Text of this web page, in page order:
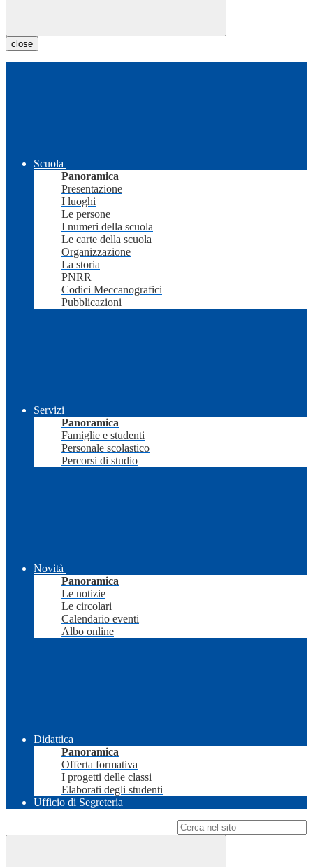
close
Scuola
Panoramica
Presentazione
I luoghi
Le persone
I numeri della scuola
Le carte della scuola
Organizzazione
La storia
PNRR
Codici Meccanografici
Pubblicazioni
Servizi
Panoramica
Famiglie e studenti
Personale scolastico
Percorsi di studio
Novità
Panoramica
Le notizie
Le circolari
Calendario eventi
Albo online
Didattica
Panoramica
Offerta formativa
I progetti delle classi
Elaborati degli studenti
Ufficio di Segreteria